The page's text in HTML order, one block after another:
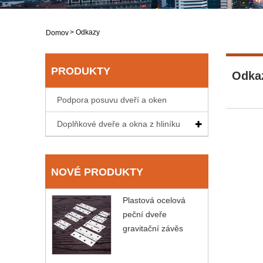
Domov> Odkazy
PRODUKTY
Podpora posuvu dveří a oken
Doplňkové dveře a okna z hliníku
NOVÉ PRODUKTY
Plastová ocelová
peční dveře
gravitační závěs